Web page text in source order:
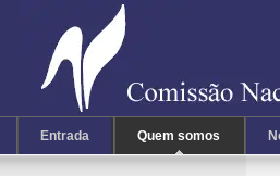
Entrada Quem somos